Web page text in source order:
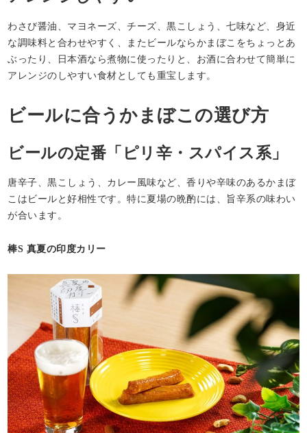
わさび醤油、マヨネーズ、チーズ、黒こしょう、七味など、身近
な調味料と合わせやすく、またビールならかまぼこをちょっとあ
ぶったり、日本酒なら煮物に使ったりと、お酒に合わせて簡単に
アレンジのしやすい食材としても重宝します。
ビールに合うかまぼこの選び方
ビールの定番「ピリ辛・スパイス系」
唐辛子、黒こしょう、カレー風味など、香りや辛味のあるかまぼ
こはビールと好相性です。特に夏場の晩酌には、旨辛系の味わい
が合います。
棒S 真夏の印度カリー